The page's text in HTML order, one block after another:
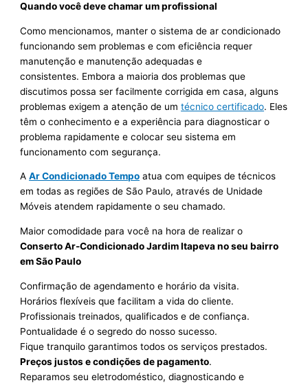
Quando você deve chamar um profissional
Como mencionamos, manter o sistema de ar condicionado
funcionando sem problemas e com eficiência requer
manutenção e manutenção adequadas e
consistentes. Embora a maioria dos problemas que
discutimos possa ser facilmente corrigida em casa, alguns
problemas exigem a atenção de umtécnico certificado. Eles
têm o conhecimento e a experiência para diagnosticar o
problema rapidamente e colocar seu sistema em
funcionamento com segurança.
AAr Condicionado Tempo atua com equipes de técnicos
em todas as regiões de São Paulo, através de Unidade
Móveis atendem rapidamente o seu chamado.
Maior comodidade para você na hora de realizar o
Conserto Ar-Condicionado Jardim Itapeva no seu bairro
em São Paulo
Confirmação de agendamento e horário da visita.
Horários flexíveis que facilitam a vida do cliente.
Profissionais treinados, qualificados e de confiança.
Pontualidade é o segredo do nosso sucesso.
Fique tranquilo garantimos todos os serviços prestados.
Preços justos e condições de pagamento.
Reparamos seu eletrodoméstico, diagnosticando e